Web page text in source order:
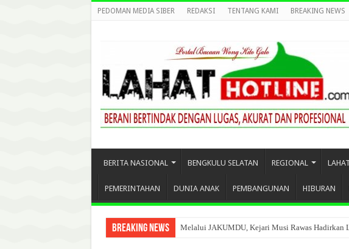
PEDOMAN MEDIA SIBER REDAKSI TENTANG KAMI BREAKING NEWS
BERITA NASIONAL BENGKULU SELATAN REGIONAL LAHAT
PEMERINTAHAN DUNIA ANAK PEMBANGUNAN HIBURAN
Breaking News Gawat.!, Sumur Bor Ilegal di Keban Muba Kembali